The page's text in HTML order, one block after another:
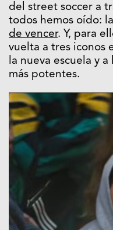
del street soccer a
todos hemos oído:
de vencer. Y, para
vuelta a tres iconos
la nueva escuela y
más potentes.